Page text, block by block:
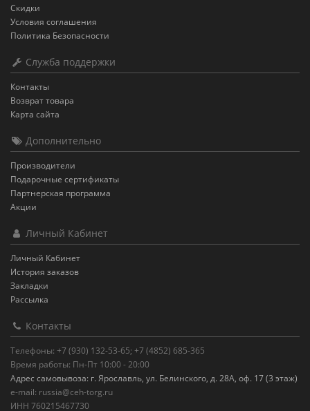
Скидки
Условия соглашения
Политика Безопасности
Служба поддержки
Контакты
Возврат товара
Карта сайта
Дополнительно
Производители
Подарочные сертификаты
Партнерская программа
Акции
Личный Кабинет
Личный Кабинет
История заказов
Закладки
Рассылка
Контакты
Телефоны: +7 (930) 132-53-65; +7 (4852) 685-365
Время работы: Пн-Пт 10:00 - 20:00
Адрес самовывоза: г. Ярославль, ул. Белинского, д. 28А, оф. 17 (3 этаж)
e-mail: russia@ceh-torg.ru
ИНН 760215467730